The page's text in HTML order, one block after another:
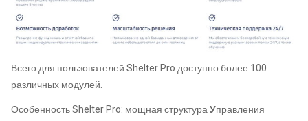
Всего для пользователей Shelter Pro доступно более 100
различных модулей.
Особенность Shelter Pro: мощная структураУправления